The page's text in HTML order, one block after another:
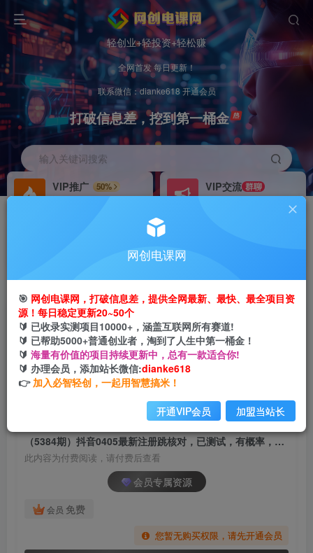
轻创业+轻投资+轻松赚
全网首发 每日更新！
联系微信：dianke618 开通会员
打破信息差，挖到第一桶金
输入关键词搜索
VIP推广
50%
VIP交流 群聊
研究探讨更多创业项目路子。
搭建同款网站，自己当老板
（5384期）抖音0405最新注册跳核对，已测试，
有概率，有需要的自测，随时失效
网创电课网
2年前发布
1509 144
（5384期）抖音0405最新注册跳核对，已测试，有概率，有需要的自测，随时失效
此内容为付费阅读，请付费后查看
会员专属资源
会员 免费
您暂无购买权限，请先开通会员
网创电课网
🎯 网创电课网，打破信息差，提供全网最新、最快、最全项目资
源！每日稳定更新20~50个
🔰 已收录实测项目10000+，涵盖互联网所有赛道!
🔰 已帮助5000+普通创业者，淘到了人生中第一桶金！
🔰 海量有价值的项目持续更新中，总有一款适合你!
🔰 办理会员，添加站长微信:dianke618
👉 加入必智轻创，一起用智慧搞米！
开通VIP会员 加盟当站长